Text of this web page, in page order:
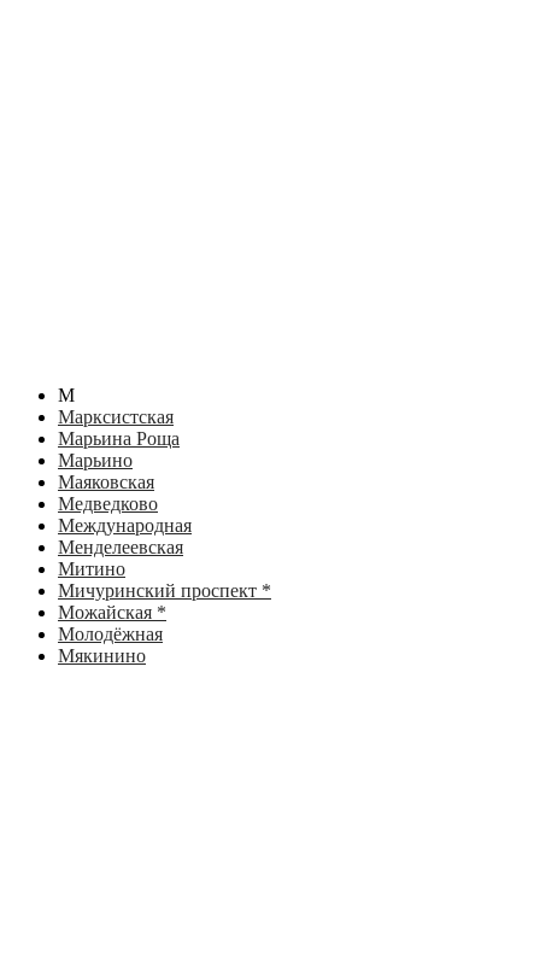
М
Марксистская
Марьина Роща
Марьино
Маяковская
Медведково
Международная
Менделеевская
Митино
Мичуринский проспект *
Можайская *
Молодёжная
Мякинино